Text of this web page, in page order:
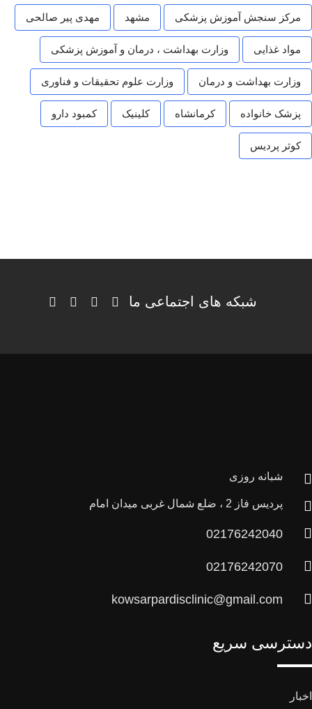
مرکز سنجش آموزش پزشکی مشهد مهدی پیر صالحی
مواد غذایی وزارت بهداشت ، درمان و آموزش پزشکی
وزارت بهداشت و درمان وزارت علوم تحقیقات و فناوری
پزشک خانواده کرمانشاه کلینیک کمبود دارو
کوثر پردیس
شبکه های اجتماعی ما
شبانه روزی
پردیس فاز 2 ، ضلع شمال غربی میدان امام
02176242040
02176242070
kowsarpardisclinic@gmail.com
دسترسی سریع
اخبار